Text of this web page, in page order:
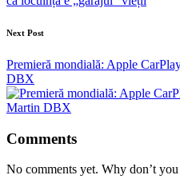
Next Post
Premieră mondială: Apple
DBX
Comments
No comments yet. Why don’t